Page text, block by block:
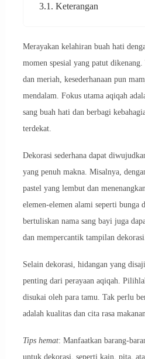
3.1. Keterangan
Merayakan kelahiran buah hati
momen spesial yang patut
dan meriah, kesederhanaan pun
mendalam. Fokus utama aqiqah
sang buah hati dan berbagi
terdekat.
Dekorasi sederhana dapat
yang penuh makna. Misalnya,
pastel yang lembut dan
elemen-elemen alami seperti bunga
bertuliskan nama sang bayi juga
dan mempercantik tampilan dekorasi.
Selain dekorasi, hidangan yang
penting dari perayaan aqiqah.
disukai oleh para tamu. Tak perlu
adalah kualitas dan cita rasa
Tips hemat: Manfaatkan barang-
untuk dekorasi, seperti kain, pita,